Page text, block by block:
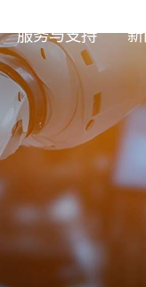
服务与支持